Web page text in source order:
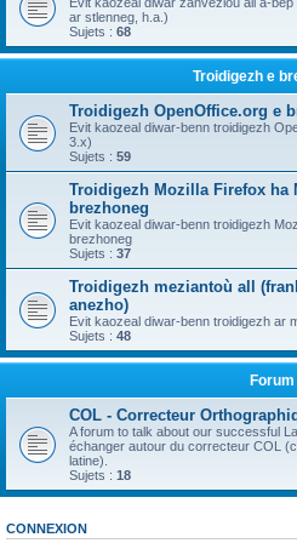
ar stlenneg, h.a.)
Sujets : 68
Troidigezh e
Troidigezh OpenOffice.org e
Evit kaozeal diwar-benn troidigezh
3.x)
Sujets : 59
Troidigezh Mozilla Firefox ha
brezhoneg
Evit kaozeal diwar-benn troidigezh
brezhoneg
Sujets : 37
Troidigezh meziantoù all
anezho)
Evit kaozeal diwar-benn troidigezh ar
Sujets : 48
Forum
COL - Correcteur
A forum to talk about our successful
échanger autour du correcteur COL
latine).
Sujets : 18
CONNEXION